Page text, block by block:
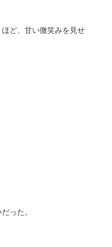
ど、甘い微笑みを見せ
った。